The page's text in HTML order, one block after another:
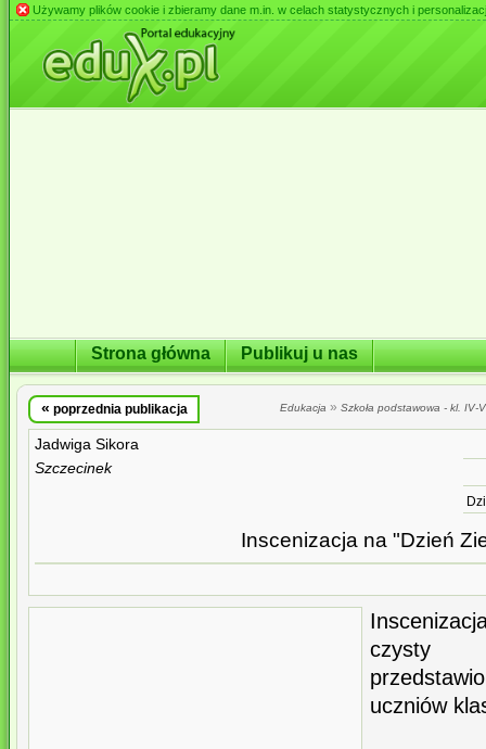
Używamy plików cookie i zbieramy dane m.in. w celach statystycznych i
Strona główna Publikuj u nas
« poprzednia publikacja Edukacja » Szkoła podstawowa - kl. IV-
Jadwiga Sikora
Szczecinek
Inscenizacja na "Dzień
czysty
uczniów